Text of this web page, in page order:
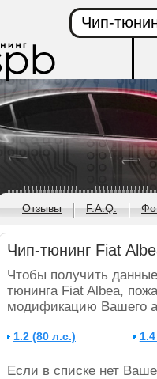
Чип-
Отзывы F.A.Q.
Чип-тюнинг Fiat
Чтобы получить
тюнинга Fiat Albea,
модификацию Вашего
1.2 (80 л.с.)
Если в списке нет